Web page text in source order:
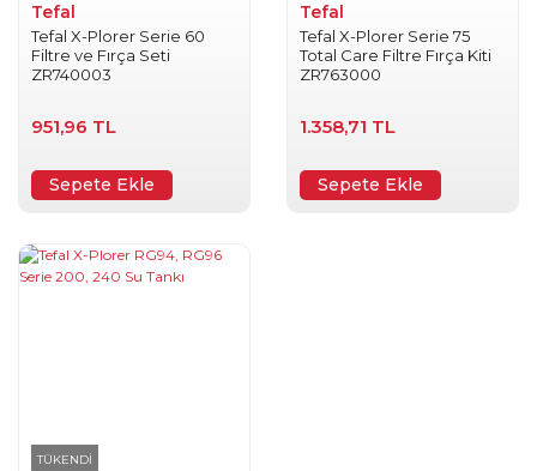
Tefal
Tefal X-Plorer Serie 60
Filtre ve Fırça Seti
ZR740003
951,96 TL
Sepete Ekle
Tefal
Tefal X-Plorer Serie 75
Total Care Filtre Fırça Kiti
ZR763000
1.358,71 TL
Sepete Ekle
TÜKENDİ